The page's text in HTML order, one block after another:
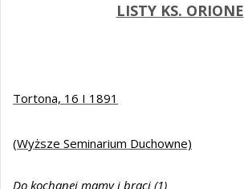
LISTY KS. ORIONE
Tortona, 16 I 1891
(Wyższe Seminarium Duchowne)
Do kochanej mamy i braci (1)